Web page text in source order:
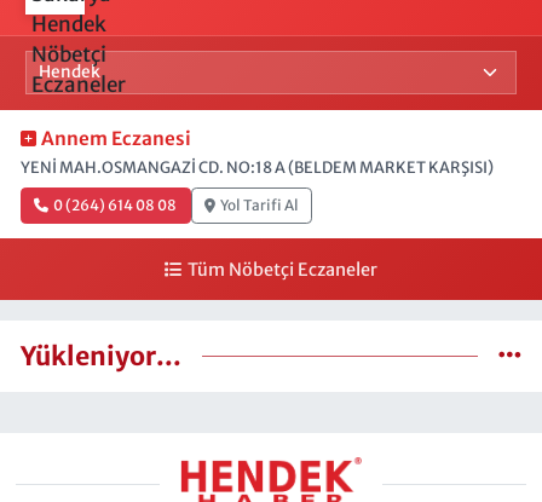
Annem Eczanesi
YENİ MAH.OSMANGAZİ CD. NO:18 A (BELDEM MARKET KARŞISI)
0 (264) 614 08 08 Yol Tarifi Al
Tüm Nöbetçi Eczaneler
Yükleniyor...